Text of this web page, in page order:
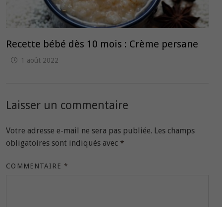
Recette bébé dès 10 mois : Crème persane
1 août 2022
Laisser un commentaire
Votre adresse e-mail ne sera pas publiée. Les champs
obligatoires sont indiqués avec *
COMMENTAIRE*